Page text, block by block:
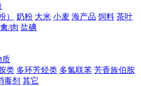
） 奶粉 大米 小麦 海产品 饲料 茶叶
/肉 盐碘
质
类 多环芳烃类 多氯联苯 芳香族伯胺
毒剂 其它